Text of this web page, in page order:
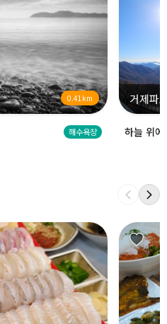
0.41km
해수욕장
거제파
하늘 위